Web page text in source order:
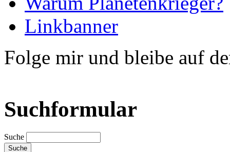
Linkbanner
Folge mir und bleibe auf
Suchformular
Suche